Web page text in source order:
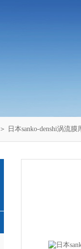
＞ 日本sanko-denshi涡流膜